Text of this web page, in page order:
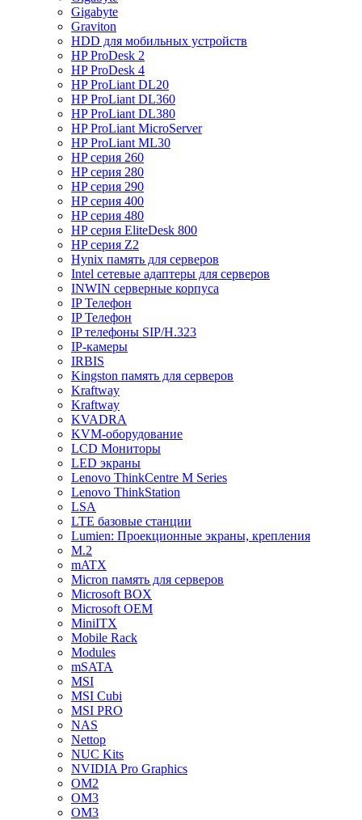
Gigabyte
Graviton
HDD для мобильных устройств
HP ProDesk 2
HP ProDesk 4
HP ProLiant DL20
HP ProLiant DL360
HP ProLiant DL380
HP ProLiant MicroServer
HP ProLiant ML30
HP серия 260
HP серия 280
HP серия 290
HP серия 400
HP серия 480
HP серия EliteDesk 800
HP серия Z2
Hynix память для серверов
Intel сетевые адаптеры для серверов
INWIN серверные корпуса
IP Телефон
IP Телефон
IP телефоны SIP/H.323
IP-камеры
IRBIS
Kingston память для серверов
Kraftway
Kraftway
KVADRA
KVM-оборудование
LCD Мониторы
LED экраны
Lenovo ThinkCentre M Series
Lenovo ThinkStation
LSA
LTE базовые станции
Lumien: Проекционные экраны, крепления
M.2
mATX
Micron память для серверов
Microsoft BOX
Microsoft OEM
MiniITX
Mobile Rack
Modules
mSATA
MSI
MSI Cubi
MSI PRO
NAS
Nettop
NUC Kits
NVIDIA Pro Graphics
OM2
OM3
OM3